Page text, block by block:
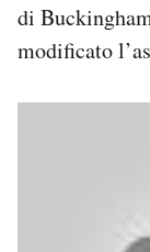
di
modificato